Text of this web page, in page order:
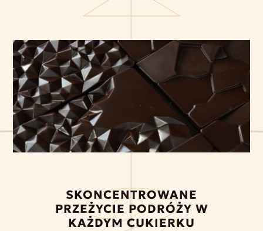
SKONCENTROWANE
PRZEŻYCIE PODRÓŻY W
KAŻDYM CUKIERKU